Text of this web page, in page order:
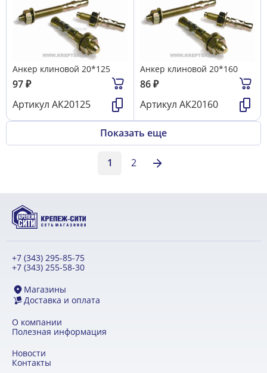
Анкер клиновой 20*125
97₽
Артикул АК20125
Анкер клиновой 20*160
86₽
Артикул АК20160
Показать еще
1 2
+7 (343) 295-85-75
+7 (343) 255-58-30
Магазины
Доставка и оплата
О компании
Полезная информация
Новости
Контакты